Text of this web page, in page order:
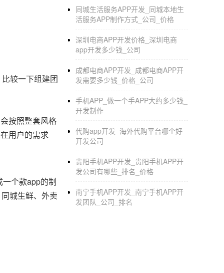
较一下组建团
按照整套风格
用户的需求
个款app的制
城生鲜、外卖
同城生活服务APP开发_同城本地生
活服务APP制作方式_公司_价格
深圳电商APP开发价格_深圳电商
app开发多少钱_公司
成都电商APP开发_成都电商APP开
发需要多少钱_价格_公司
手机APP_做一个手APP大约多少钱_
开发制作
代购app开发_海外代购平台哪个好_
开发公司
贵阳手机APP开发_贵阳手机APP开
发公司有哪些_排名_价格
南宁手机APP开发_南宁手机APP开
发团队_公司_排名